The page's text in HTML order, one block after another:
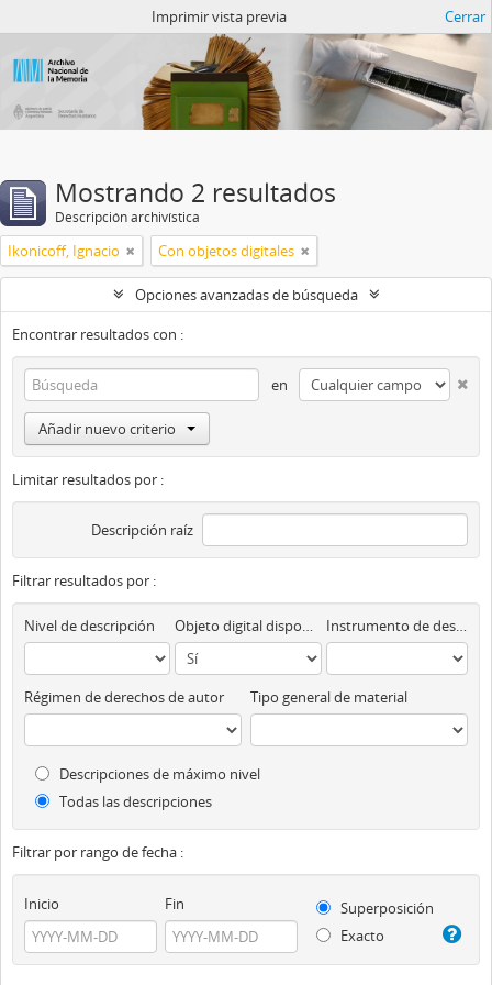
Imprimir vista previa Cerrar
Mostrando 2 resultados
Descripción archivística
Ikonicoff, Ignacio Con objetos digitales
Opciones avanzadas de búsqueda
Encontrar resultados con :
en
Añadir nuevo criterio
Limitar resultados por :
Descripción raíz
Filtrar resultados por :
Nivel de descripción Objeto digital disponibles Instrumento de descripción
Régimen de derechos de autor Tipo general de material
Descripciones de máximo nivel
Todas las descripciones
Filtrar por rango de fecha :
Inicio Fin
Superposición
Exacto